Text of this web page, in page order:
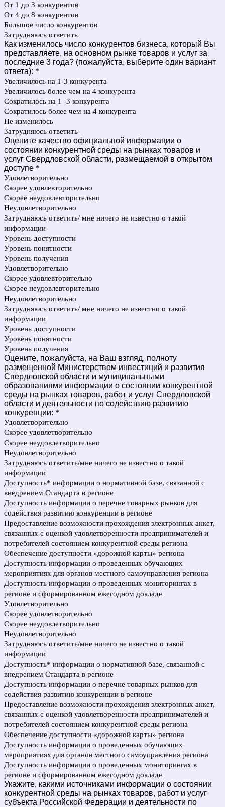
От 1 до 3 конкурентов
От 4 до 8 конкурентов
Большое число конкурентов
Затрудняюсь ответить
Как изменилось число конкурентов бизнеса, который Вы
представляете, на основном рынке товаров и услуг за
последние 3 года? (пожалуйста, выберите один вариант
ответа): *
Увеличилось на 1-3 конкурента
Увеличилось более чем на 4 конкурента
Сократилось на 1 -3 конкурента
Сократилось более чем на 4 конкурента
Не изменилось
Затрудняюсь ответить
Оцените качество официальной информации о
состоянии конкурентной среды на рынках товаров и
услуг Свердловской области, размещаемой в открытом
доступе *
Удовлетворительно
Скорее удовлевторительно
Скорее неудовлевторительно
Неудовлетворительно
Затрудняюсь ответить/ мне ничего не известно о такой
информации
Уровень доступности
Уровень понятности
Уровень получения
Удовлетворительно
Скорее удовлевторительно
Скорее неудовлевторительно
Неудовлетворительно
Затрудняюсь ответить/ мне ничего не известно о такой
информации
Уровень доступности
Уровень понятности
Уровень получения
Оцените, пожалуйста, на Ваш взгляд, полноту
размещенной Министерством инвестиций и развития
Свердловской области и муниципальными
образованиями информации о состоянии конкурентной
среды на рынках товаров, работ и услуг Свердловской
области и деятельности по содействию развитию
конкуренции: *
Удовлетворительно
Скорее удовлетворительно
Скорее неудовлетворительно
Неудовлетворительно
Затрудняюсь ответить/мне ничего не известно о такой
информации
Доступность* информации о нормативной базе, связанной с
внедрением Стандарта в регионе
Доступность информации о перечне товарных рынков для
содействия развитию конкуренции в регионе
Предоставление возможности прохождения электронных анкет,
связанных с оценкой удовлетворенности предпринимателей и
потребителей состоянием конкурентной среды региона
Обеспечение доступности «дорожной карты» региона
Доступность информации о проведенных обучающих
мероприятиях для органов местного самоуправления региона
Доступность информации о проведенных мониторингах в
регионе и сформированном ежегодном докладе
Удовлетворительно
Скорее удовлетворительно
Скорее неудовлетворительно
Неудовлетворительно
Затрудняюсь ответить/мне ничего не известно о такой
информации
Доступность* информации о нормативной базе, связанной с
внедрением Стандарта в регионе
Доступность информации о перечне товарных рынков для
содействия развитию конкуренции в регионе
Предоставление возможности прохождения электронных анкет,
связанных с оценкой удовлетворенности предпринимателей и
потребителей состоянием конкурентной среды региона
Обеспечение доступности «дорожной карты» региона
Доступность информации о проведенных обучающих
мероприятиях для органов местного самоуправления региона
Доступность информации о проведенных мониторингах в
регионе и сформированном ежегодном докладе
Укажите, какими источниками информации о состоянии
конкурентной среды на рынках товаров, работ и услуг
субъекта Российской Федерации и деятельности по